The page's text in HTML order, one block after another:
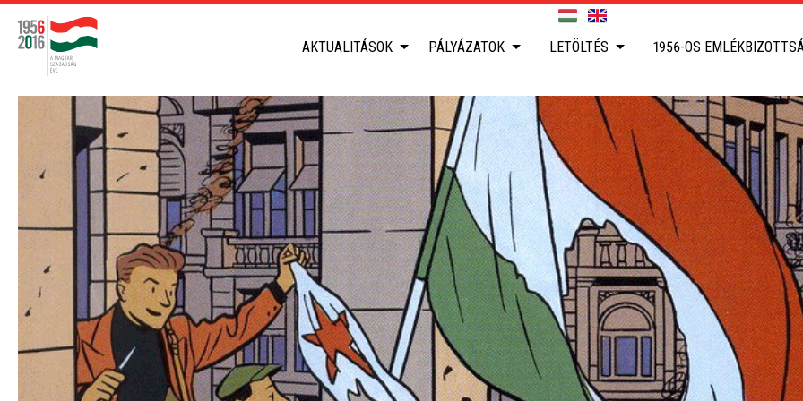
AKTUALITÁSOK PÁLYÁZATOK LETÖLTÉS 1956-OS